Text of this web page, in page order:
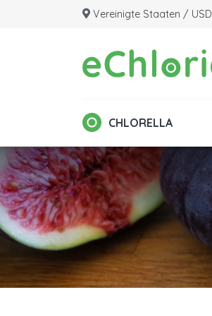
Vereinigte Staaten / USD
CHLORELLA